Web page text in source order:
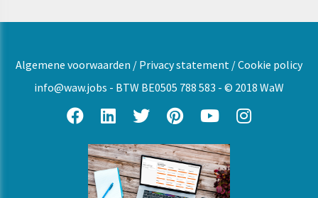
Algemene voorwaarden / Privacy statement /Cookie policy
info@waw.jobs - BTW BE0505 788 583 - © 2018 WaW